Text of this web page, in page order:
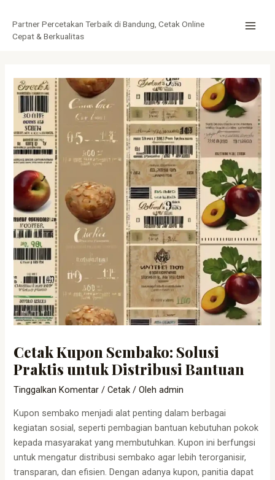
konten
Partner Percetakan Terbaik di Bandung, Cetak Online
Cepat & Berkualitas
Cetak Kupon Sembako: Solusi
Praktis untuk Distribusi Bantuan
Tinggalkan Komentar /Cetak / Olehadmin
Kupon sembako menjadi alat penting dalam berbagai
kegiatan sosial, seperti pembagian bantuan kebutuhan pokok
kepada masyarakat yang membutuhkan. Kupon ini berfungsi
untuk mengatur distribusi sembako agar lebih terorganisir,
transparan, dan efisien. Dengan adanya kupon, panitia dapat
navigation